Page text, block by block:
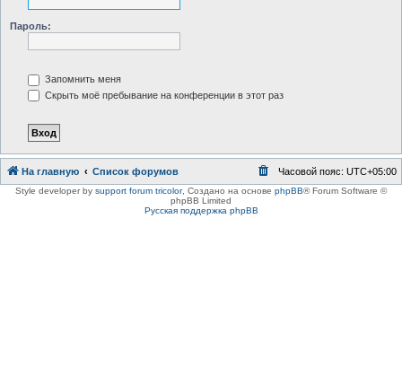
Пароль:
Запомнить меня
Скрыть моё пребывание на конференции в этот раз
На главную Список форумов Часовой пояс: UTC+05:00
Style developer by support forum tricolor, Создано на основе phpBB® Forum Software ©
phpBB Limited
Русская поддержка phpBB